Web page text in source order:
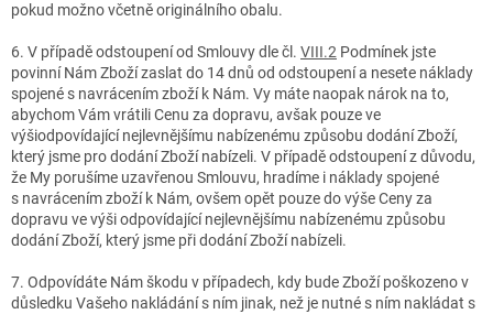
pokud možno včetně originálního obalu.
6. V případě odstoupení od Smlouvy dle čl. VIII.2 Podmínek jste
povinní Nám Zboží zaslat do 14 dnů od odstoupení a nesete náklady
spojené s navrácením zboží k Nám. Vy máte naopak nárok na to,
abychom Vám vrátili Cenu za dopravu, avšak pouze ve
výšiodpovídající nejlevnějšímu nabízenému způsobu dodání Zboží,
který jsme pro dodání Zboží nabízeli. V případě odstoupení z důvodu,
že My porušíme uzavřenou Smlouvu, hradíme i náklady spojené
s navrácením zboží k Nám, ovšem opět pouze do výše Ceny za
dopravu ve výšiodpovídající nejlevnějšímu nabízenému způsobu
dodání Zboží, který jsme při dodání Zboží nabízeli.
7. Odpovídáte Nám škodu v případech, kdy bude Zboží poškozeno v
důsledku Vašeho nakládání s ním jinak, než je nutné s ním nakládat s